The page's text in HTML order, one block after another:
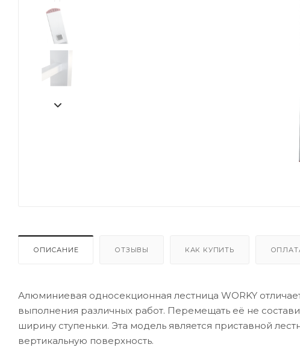
ОПИСАНИЕ ОТЗЫВЫ КАК КУПИТЬ
Алюминиевая односекционная лестница WORKY
выполнения различных работ. Перемещать её не
ширину ступеньки. Эта модель является приставной
вертикальную поверхность.